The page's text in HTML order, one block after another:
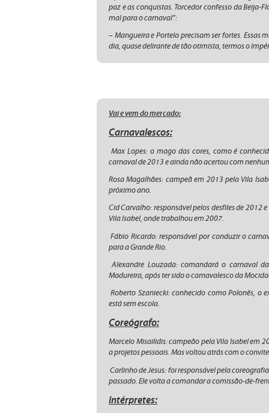
paz e as conquistas. Torcedor confesso da Beija-
mal para o carnaval”:
– Mangueira e Portela precisam ser fortes. Essas
dia, quase delirante de tão otimista, termos o
Vai e vem do mercado:
Carnavalescos:
Max Lopes: o mago das cores, como é
carnaval de 2013 e ainda não acertou com
Rosa Magalhães: campeã em 2013 pela Vila
próximo ano.
Cid Carvalho: responsável pelos desfiles de 2012
Vila Isabel, onde trabalhou em 2007.
Fábio Ricardo: responsável por conduzir o
para a Grande Rio.
Alexandre Louzada: comandará o carnaval
Madureira, após ter sido o carnavalesco da
Roberto Szaniecki: conhecido como Polonês, o
está sem escola.
Coreógrafo:
Marcelo Misailidis: campeão pela Vila Isabel em
a projetos pessoais. Mas voltou atrás com o
Carlinho de Jesus: foi responsável pela
passado. Ele volta a comandar a comissão-de-
Intérpretes: